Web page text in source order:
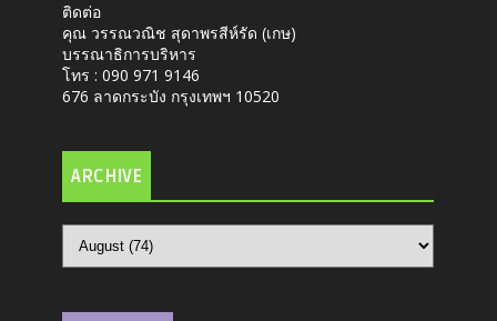
ติดต่อ
คุณ วรรณวณิช สุดาพรสีห์รัด (เกษ)
บรรณาธิการบริหาร
โทร : 090 971 9146
676 ลาดกระบัง กรุงเทพฯ 10520
ARCHIVE